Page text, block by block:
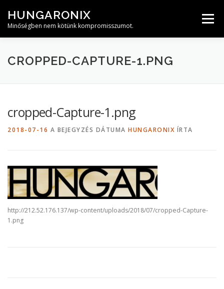
tartalomhoz
HUNGARONIX
Minőségben nem kötünk kompromisszumot.
Menü
CROPPED-CAPTURE-1.PNG
cropped-Capture-1.png
2018-07-16 A BEJEGYZÉS DÁTUMA HUNGARONIX ÍRTA
http://212.52.176.137/wp-content/uploads/2018/07/cropped-Capture-
1.png